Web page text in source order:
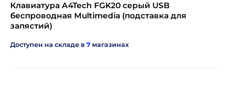
Клавиатура A4Tech FGK20 серый USB
беспроводная Multimedia (подставка для
запястий)
Доступен на складе в 7 магазинах